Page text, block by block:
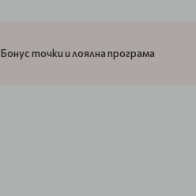
Бонус точки и лоялна програма